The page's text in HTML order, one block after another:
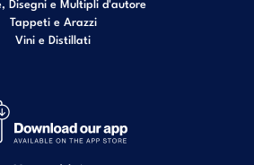
Tappeti e Arazzi
Vini e Distillati